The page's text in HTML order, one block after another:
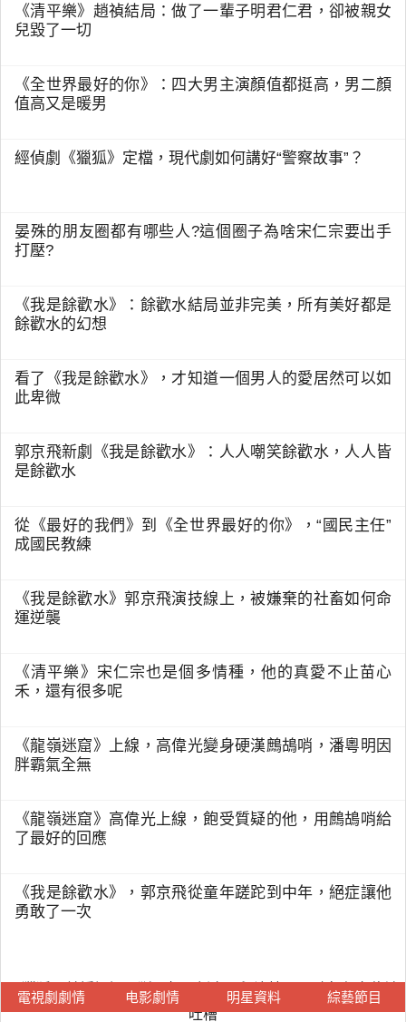
《清平樂》趙禎結局：做了一輩子明君仁君，卻被親女
兒毀了一切
《全世界最好的你》：四大男主演顏值都挺高，男二顏
值高又是暖男
經偵劇《獵狐》定檔，現代劇如何講好“警察故事”？
晏殊的朋友圈都有哪些人?這個圈子為啥宋仁宗要出手
打壓?
《我是餘歡水》：餘歡水結局並非完美，所有美好都是
餘歡水的幻想
看了《我是餘歡水》，才知道一個男人的愛居然可以如
此卑微
郭京飛新劇《我是餘歡水》：人人嘲笑餘歡水，人人皆
是餘歡水
從《最好的我們》到《全世界最好的你》，“國民主任”
成國民教練
《我是餘歡水》郭京飛演技線上，被嫌棄的社畜如何命
運逆襲
《清平樂》宋仁宗也是個多情種，他的真愛不止苗心
禾，還有很多呢
《龍嶺迷窟》上線，高偉光變身硬漢鷓鴣哨，潘粵明因
胖霸氣全無
《龍嶺迷窟》高偉光上線，飽受質疑的他，用鷓鴣哨給
了最好的回應
《我是餘歡水》，郭京飛從童年蹉跎到中年，絕症讓他
勇敢了一次
電視劇劇情 电影劇情 明星資料 綜藝節目
《獵狐》首播好評不斷，胡軍劉奕君飆演技，王鷗角色定位被
吐槽